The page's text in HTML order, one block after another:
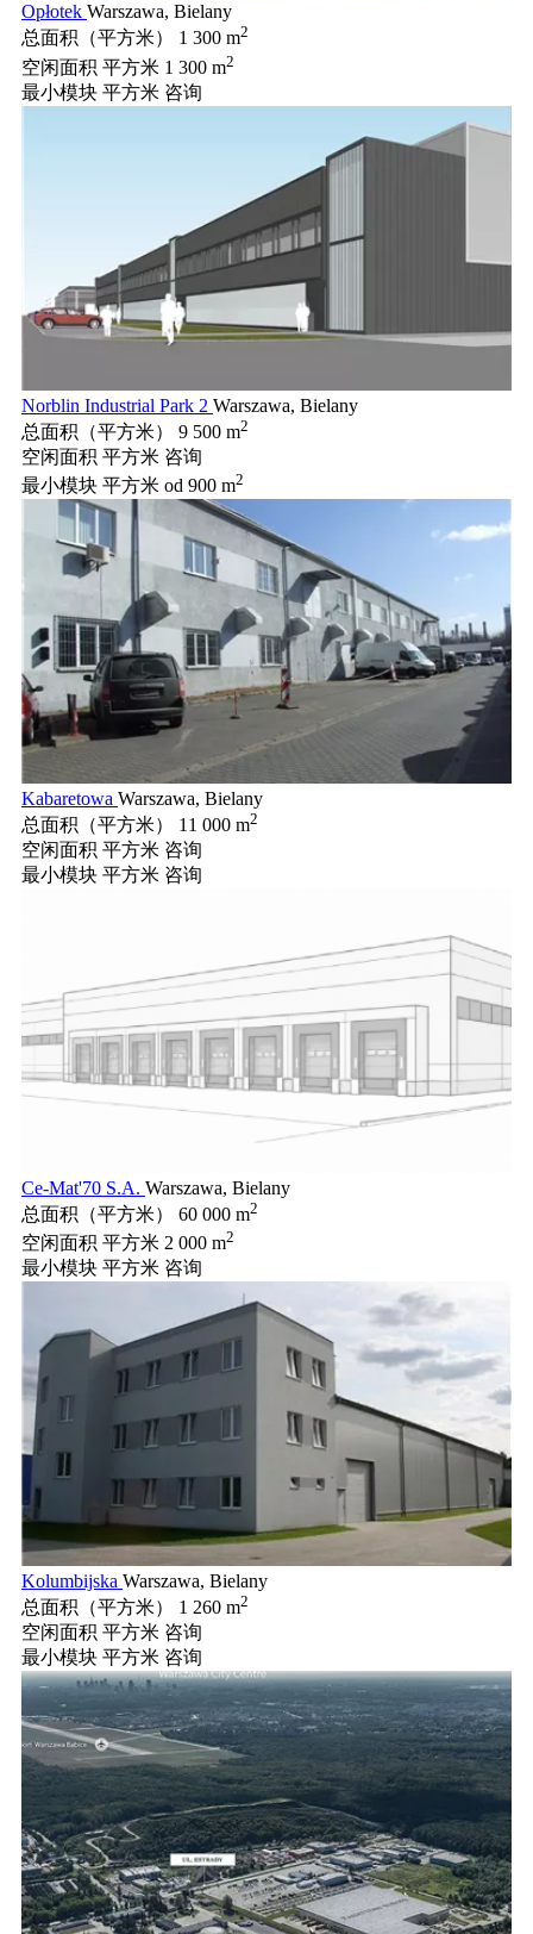
Opłotek Warszawa, Bielany
总面积（平方米）
1 300 m2
空闲面积 平方米 1 300 m2
最小模块 平方米 咨询
Norblin Industrial Park 2 Warszawa, Bielany
总面积（平方米）
9 500 m2
空闲面积 平方米 咨询
最小模块 平方米 od 900 m2
Kabaretowa Warszawa, Bielany
总面积（平方米）
11 000 m2
空闲面积 平方米 咨询
最小模块 平方米 咨询
Ce-Mat'70 S.A. Warszawa, Bielany
总面积（平方米）
60 000 m2
空闲面积 平方米 2 000 m2
最小模块 平方米 咨询
Kolumbijska Warszawa, Bielany
总面积（平方米）
1 260 m2
空闲面积 平方米 咨询
最小模块 平方米 咨询